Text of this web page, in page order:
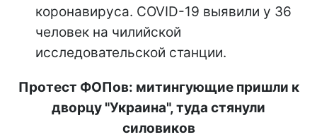
коронавируса. COVID-19 выявили у 36
человек на чилийской
исследовательской станции.
Протест ФОПов: митингующие пришли к
дворцу "Украина", туда стянули
силовиков